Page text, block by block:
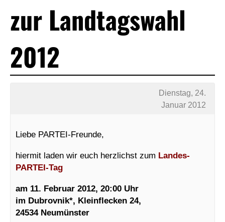
zur Landtagswahl
2012
Dienstag, 24.
Januar 2012
Liebe PARTEI-Freunde,
hiermit laden wir euch herzlichst zum Landes-
PARTEI-Tag
am 11. Februar 2012, 20:00 Uhr
im Dubrovnik*, Kleinflecken 24,
24534 Neumünster